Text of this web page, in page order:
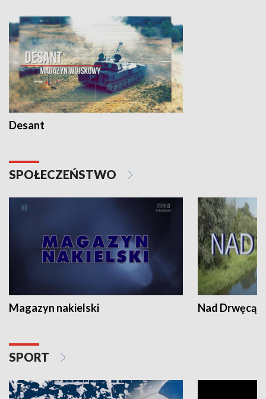
Desant
SPOŁECZEŃSTWO
Magazyn nakielski Nad Drwęcą
SPORT